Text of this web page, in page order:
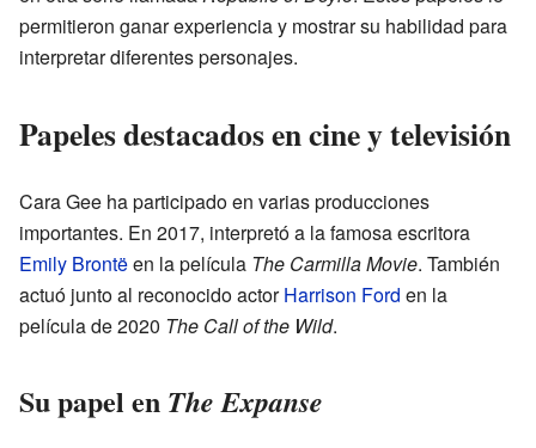
permitieron ganar experiencia y mostrar su habilidad para
interpretar diferentes personajes.
Papeles destacados en cine y televisión
Cara Gee ha participado en varias producciones
importantes. En 2017, interpretó a la famosa escritora
Emily Brontëen la película The Carmilla Movie. También
actuó junto al reconocido actorHarrison Ford en la
película de 2020 The Call of the Wild.
Su papel en The Expanse